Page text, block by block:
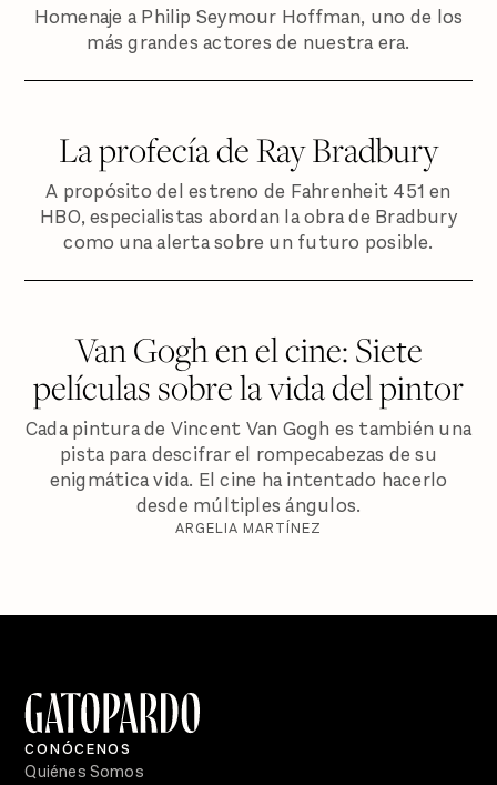
Homenaje a Philip Seymour Hoffman, uno de los
más grandes actores de nuestra era.
La profecía de Ray Bradbury
A propósito del estreno de Fahrenheit 451 en
HBO, especialistas abordan la obra de Bradbury
como una alerta sobre un futuro posible.
Van Gogh en el cine: Siete
películas sobre la vida del pintor
Cada pintura de Vincent Van Gogh es también una
pista para descifrar el rompecabezas de su
enigmática vida. El cine ha intentado hacerlo
desde múltiples ángulos.
ARGELIA MARTÍNEZ
CONÓCENOS
Quiénes Somos